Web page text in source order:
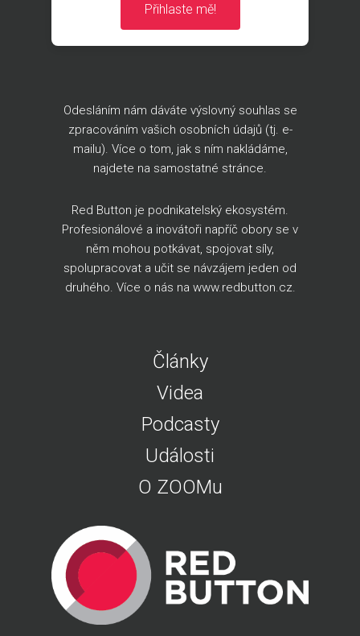
Přihlaste mě!
Odesláním nám dáváte výslovný souhlas se
zpracováním vašich osobních údajů (tj. e-
mailu). Více o tom, jak s ním nakládáme,
najdete na samostatné stránce.
Red Button je podnikatelský ekosystém.
Profesionálové a inovátoři napříč obory se v
něm mohou potkávat, spojovat síly,
spolupracovat a učit se návzájem jeden od
druhého. Více o nás na www.redbutton.cz.
Články
Videa
Podcasty
Události
O ZOOMu